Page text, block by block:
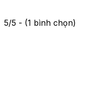
5/5 - (1 bình chọn)